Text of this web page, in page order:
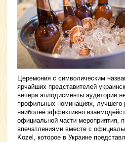
Церемония с символическим
ярчайших представителей
вечера аплодисменты аудитории
профильных номинациях, лучшего
наиболее эффективно
официальной части мероприятия,
впечатлениями вместе с
Kozel, которое в Украине